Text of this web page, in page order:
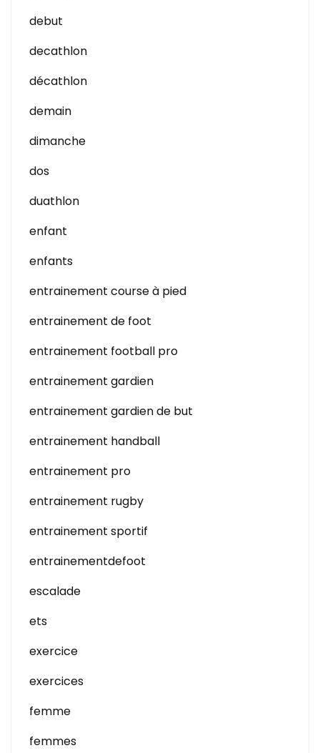
debut
decathlon
décathlon
demain
dimanche
dos
duathlon
enfant
enfants
entrainement course à pied
entrainement de foot
entrainement football pro
entrainement gardien
entrainement gardien de but
entrainement handball
entrainement pro
entrainement rugby
entrainement sportif
entrainementdefoot
escalade
ets
exercice
exercices
femme
femmes